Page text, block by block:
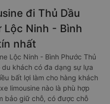
đi Thủ Dầu
Ninh - Bình
nhất
Lộc Ninh - Bình Phước Thủ
khách có đa dạng sự lựa
bất lợi làm cho hàng khách
limousine nào là phù hợp
bảo giữ chỗ, có được chỗ